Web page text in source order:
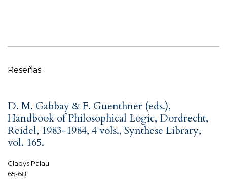
Reseñas
D. M. Gabbay & F. Guenthner (eds.),
Handbook of Philosophical Logic, Dordrecht,
Reidel, 1983-1984, 4 vols., Synthese Library,
vol. 165.
Gladys Palau
65-68